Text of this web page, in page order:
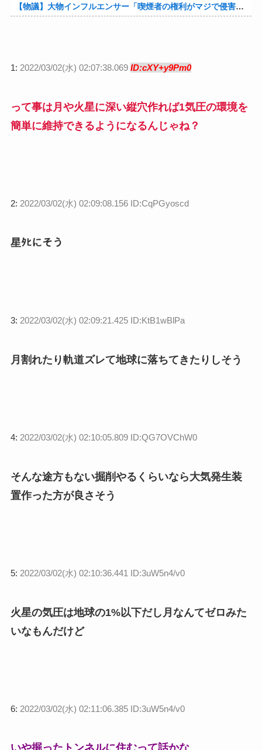
【物議】大物インフルエンサー「喫煙者の権利がマジで侵害されてる。いくら税金払ってるんだ」他
1: 2022/03/02(水) 02:07:38.069 ID:cXY+y9Pm0
って事は月や火星に深い縦穴作れば1気圧の環境を
簡単に維持できるようになるんじゃね？
2: 2022/03/02(水) 02:09:08.156 ID:CqPGyoscd
星ﾀﾋにそう
3: 2022/03/02(水) 02:09:21.425 ID:KtB1wBlPa
月割れたり軌道ズレて地球に落ちてきたりしそう
4: 2022/03/02(水) 02:10:05.809 ID:QG7OVChW0
そんな途方もない掘削やるくらいなら大気発生装
置作った方が良さそう
5: 2022/03/02(水) 02:10:36.441 ID:3uW5n4/v0
火星の気圧は地球の1%以下だし月なんてゼロみた
いなもんだけど
6: 2022/03/02(水) 02:11:06.385 ID:3uW5n4/v0